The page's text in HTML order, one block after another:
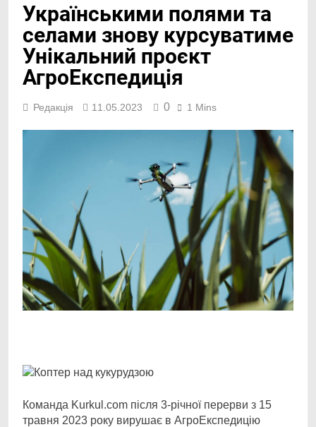
Українськими полями та
селами знову курсуватиме
Унікальний проєкт
АгроЕкспедиція
Редакція 11.05.2023 0 1 Mins
Команда Kurkul.com після 3-річної перерви з 15
травня 2023 року вирушає в АгроЕкспедицію